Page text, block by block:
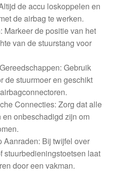
de accu loskoppelen en
de airbag te werken.
Markeer de positie van het
van de stuurstang voor
Gebruik
de stuurmoer en geschikt
Connecties: Zorg dat alle
onbeschadigd zijn om
Aanraden: Bij twijfel over
stuurbedieningstoetsen laat
door een vakman.